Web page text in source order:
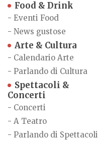
Food & Drink
- Eventi Food
- News gustose
Arte & Cultura
- Calendario Arte
- Parlando di Cultura
Spettacoli &
Concerti
- Concerti
- A Teatro
- Parlando di Spettacoli